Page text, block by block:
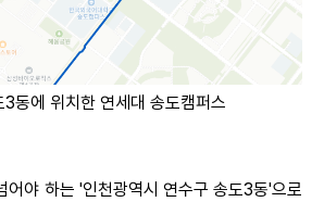
3동에 위치한 연세대 송도캠퍼스
어야 하는 '인천광역시 연수구 송도3동'으로